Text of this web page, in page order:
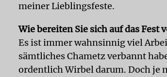
meiner Lieblingsfeste.
Wie bereiten Sie sich auf das Fest
Es ist immer wahnsinnig viel
sämtliches Chametz verbannt
ordentlich Wirbel darum. Doch je